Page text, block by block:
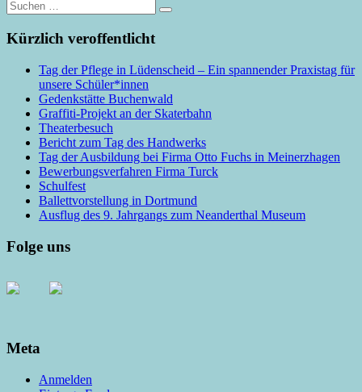
Suche
nach:
Kürzlich veroffentlicht
Tag der Pflege in Lüdenscheid – Ein spannender Praxistag für
unsere Schüler*innen
Gedenkstätte Buchenwald
Graffiti-Projekt an der Skaterbahn
Theaterbesuch
Bericht zum Tag des Handwerks
Tag der Ausbildung bei Firma Otto Fuchs in Meinerzhagen
Bewerbungsverfahren Firma Turck
Schulfest
Ballettvorstellung in Dortmund
Ausflug des 9. Jahrgangs zum Neanderthal Museum
Folge uns
Meta
Anmelden